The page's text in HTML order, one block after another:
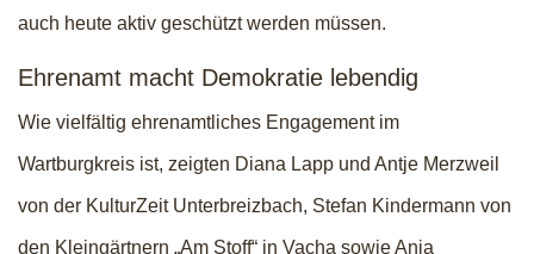
auch heute aktiv geschützt werden müssen.
Ehrenamt macht Demokratie lebendig
Wie vielfältig ehrenamtliches Engagement im
Wartburgkreis ist, zeigten Diana Lapp und Antje Merzweil
von der KulturZeit Unterbreizbach, Stefan Kindermann von
den Kleingärtnern „Am Stoff“ in Vacha sowie Anja